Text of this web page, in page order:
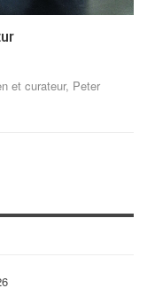
et curateur, Peter